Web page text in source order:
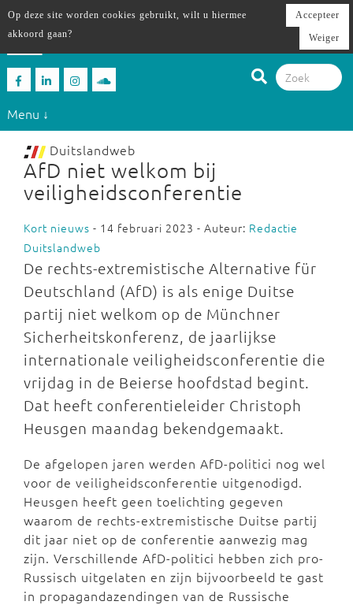
Menu ↓
Duitslandweb
AfD niet welkom bij
veiligheidsconferentie
Kort nieuws - 14 februari 2023 - Auteur: Redactie
Duitslandweb
De rechts-extremistische Alternative für
Deutschland (AfD) is als enige Duitse
partij niet welkom op de Münchner
Sicherheitskonferenz, de jaarlijkse
internationale veiligheidsconferentie die
vrijdag in de Beierse hoofdstad begint.
Dat heeft conferentieleider Christoph
Heusgen maandag bekendgemaakt.
De afgelopen jaren werden AfD-politici nog wel
voor de veiligheidsconferentie uitgenodigd.
Heusgen heeft geen toelichting gegeven
waarom de rechts-extremistische Duitse partij
dit jaar niet op de conferentie aanwezig mag
zijn. Verschillende AfD-politici hebben zich pro-
Russisch uitgelaten en zijn bijvoorbeeld te gast
in propagandazendingen van de Russische
Op deze site worden cookies gebruikt, wilt u hiermee
akkoord gaan?
Accepteer
Weiger